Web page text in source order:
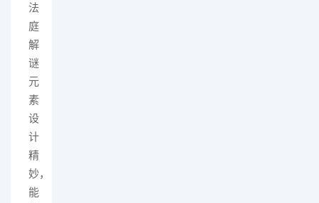
法
庭
解
谜
元
素
设
计
精
妙，
能